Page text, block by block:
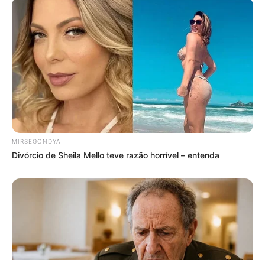
Revista Artesanato
29/09/2013
Recomendados para você
Banquinhos de madeira
reutilização com
Mesa de centro diferente
feita com caixotes de
madeira
MIRSEGONDYA
Divórcio de Sheila Mello teve razão horrível – entenda